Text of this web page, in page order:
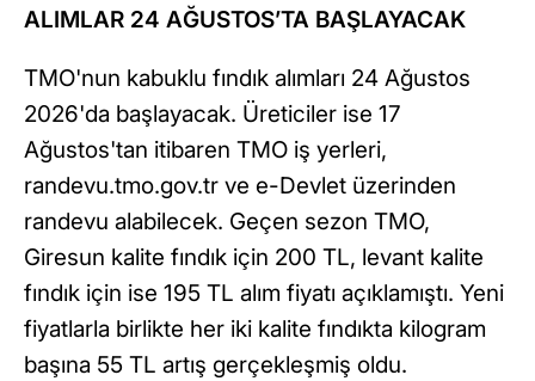
ALIMLAR 24 AĞUSTOS’TA BAŞLAYACAK
TMO'nun kabuklu fındık alımları 24 Ağustos
2026'da başlayacak. Üreticiler ise 17
Ağustos'tan itibaren TMO iş yerleri,
randevu.tmo.gov.tr ve e-Devlet üzerinden
randevu alabilecek. Geçen sezon TMO,
Giresun kalite fındık için 200 TL, levant kalite
fındık için ise 195 TL alım fiyatı açıklamıştı. Yeni
fiyatlarla birlikte her iki kalite fındıkta kilogram
başına 55 TL artış gerçekleşmiş oldu.